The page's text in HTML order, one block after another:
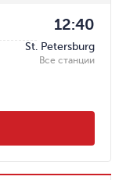
12:40
St. Petersburg
Все станции